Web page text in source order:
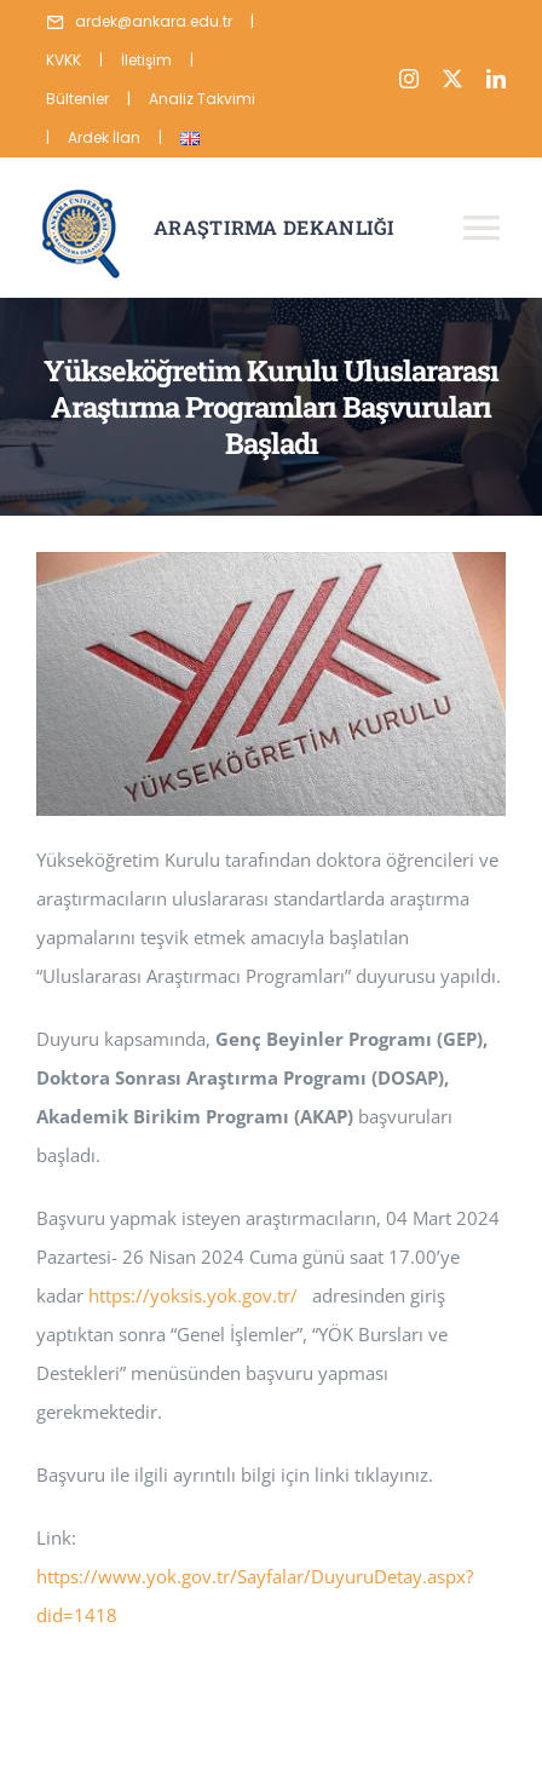
content
ardek@ankara.edu.tr
|
KVKK
| İletişim
|
Bültenler
|
Analiz Takvimi
|
Ardek İlan |
ARAŞTIRMA DEKANLIĞI
HAKKIMIZDA
ARAŞTIRMA
YAYIN
BAŞVURULAR
HİZMETLER
Yükseköğretim Kurulu Uluslararası
Araştırma Programları Başvuruları
Başladı
Yükseköğretim Kurulu tarafından doktora öğrencileri ve
araştırmacıların uluslararası standartlarda araştırma
yapmalarını teşvik etmek amacıyla başlatılan
“Uluslararası Araştırmacı Programları” duyurusu yapıldı.
Duyuru kapsamında, Genç Beyinler Programı (GEP),
Doktora Sonrası Araştırma Programı (DOSAP),
Akademik Birikim Programı (AKAP) başvuruları
başladı.
Başvuru yapmak isteyen araştırmacıların, 04 Mart 2024
Pazartesi- 26 Nisan 2024 Cuma günü saat 17.00’ye
kadar https://yoksis.yok.gov.tr/ adresinden giriş
yaptıktan sonra “Genel İşlemler”, “YÖK Bursları ve
Destekleri” menüsünden başvuru yapması
gerekmektedir.
Başvuru ile ilgili ayrıntılı bilgi için linki tıklayınız.
Link:
https://www.yok.gov.tr/Sayfalar/DuyuruDetay.aspx?
did=1418